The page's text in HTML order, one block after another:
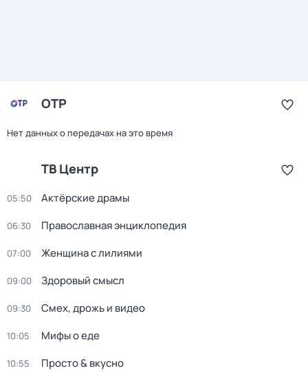
ОТР
Нет данных о передачах на это время
ТВ Центр
05:50 Актёрские драмы
06:30 Православная энциклопедия
07:00 Женщина с лилиями
09:00 Здоровый смысл
09:30 Смех, дрожь и видео
10:05 Мифы о еде
10:55 Просто & вкусно